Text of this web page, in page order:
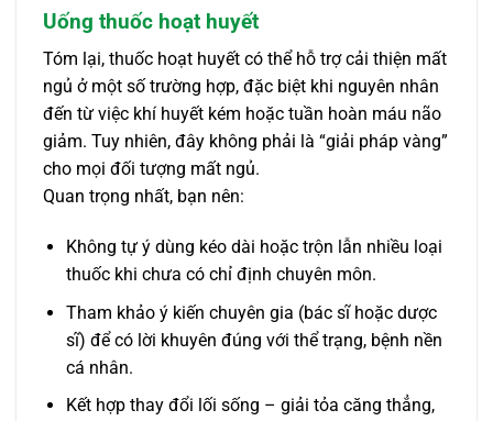
Uống thuốc hoạt huyết
Tóm lại, thuốc hoạt huyết có thể hỗ trợ cải thiện mất
ngủ ở một số trường hợp, đặc biệt khi nguyên nhân
đến từ việc khí huyết kém hoặc tuần hoàn máu não
giảm. Tuy nhiên, đây không phải là “giải pháp vàng”
cho mọi đối tượng mất ngủ.
Quan trọng nhất, bạn nên:
Không tự ý dùng kéo dài hoặc trộn lẫn nhiều loại
thuốc khi chưa có chỉ định chuyên môn.
Tham khảo ý kiến chuyên gia (bác sĩ hoặc dược
sĩ) để có lời khuyên đúng với thể trạng, bệnh nền
cá nhân.
Kết hợp thay đổi lối sống – giải tỏa căng thẳng,